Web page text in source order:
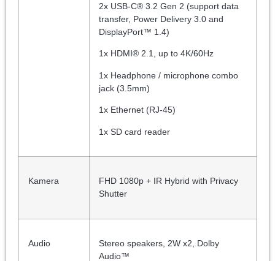
2x USB-C® 3.2 Gen 2 (support data
transfer, Power Delivery 3.0 and
DisplayPort™ 1.4)
1x HDMI® 2.1, up to 4K/60Hz
1x Headphone / microphone combo
jack (3.5mm)
1x Ethernet (RJ-45)
1x SD card reader
Kamera
FHD 1080p + IR Hybrid with Privacy
Shutter
Audio
Stereo speakers, 2W x2, Dolby
Audio™